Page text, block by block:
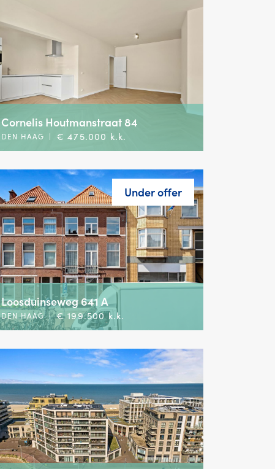
Cornelis Houtmanstraat 84
DEN HAAG | € 475.000 k.k.
Under offer
Loosduinseweg 641 A
DEN HAAG | € 199.500 k.k.